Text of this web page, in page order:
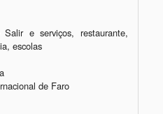
e serviços, restaurante,
escolas
de Faro